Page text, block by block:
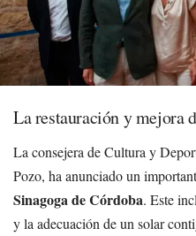
La restauración y mejora
La consejera de Cultura y
Pozo, ha anunciado un
Sinagoga de Córdoba. Este
y la adecuación de un solar